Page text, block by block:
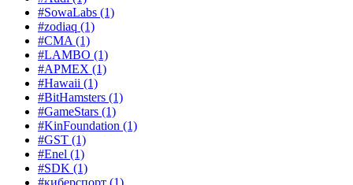
#SowaLabs (1)
#zodiaq (1)
#CMA (1)
#LAMBO (1)
#APMEX (1)
#Hawaii (1)
#BitHamsters (1)
#GameStars (1)
#KinFoundation (1)
#GST (1)
#Enel (1)
#SDK (1)